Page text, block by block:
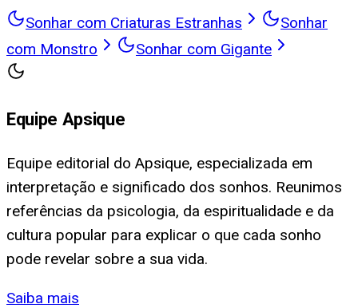
Sonhar com Criaturas Estranhas
Sonhar
com Monstro
Sonhar com Gigante
Equipe Apsique
Equipe editorial do Apsique, especializada em
interpretação e significado dos sonhos. Reunimos
referências da psicologia, da espiritualidade e da
cultura popular para explicar o que cada sonho
pode revelar sobre a sua vida.
Saiba mais